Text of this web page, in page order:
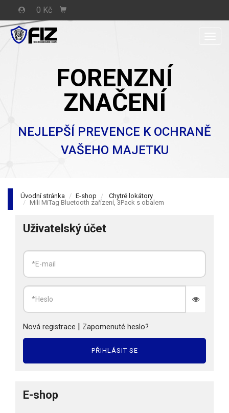
0 Kč
FORENZNÍ
ZNAČENÍ
NEJLEPŠÍ PREVENCE K OCHRANĚ
VAŠEHO MAJETKU
Úvodní stránka E-shop
Chytré lokátory
Mili MiTag Bluetooth zařízení, 3Pack s obalem
Uživatelský účet
Nová registrace | Zapomenuté heslo?
PŘIHLÁSIT SE
E-shop